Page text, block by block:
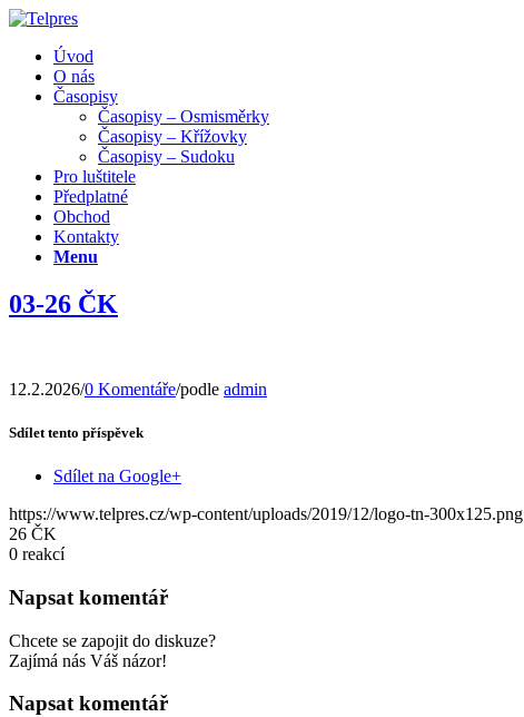
Úvod
O nás
Časopisy
Časopisy – Osmisměrky
Časopisy – Křížovky
Časopisy – Sudoku
Pro luštitele
Předplatné
Obchod
Kontakty
Menu
03-26 ČK
12.2.2026/0 Komentáře/podle admin
Sdílet tento příspěvek
Sdílet na Google+
https://www.telpres.cz/wp-content/uploads/2019/12/logo-tn-300x125.png
26 ČK
0 reakcí
Napsat komentář
Chcete se zapojit do diskuze?
Zajímá nás Váš názor!
Napsat komentář